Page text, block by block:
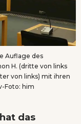
Auflage des
H. (dritte von links
von links) mit ihren
Foto: him
das